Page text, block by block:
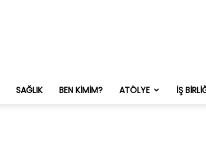
SAĞLIK BEN KIMIM? ATÖLYE İŞ